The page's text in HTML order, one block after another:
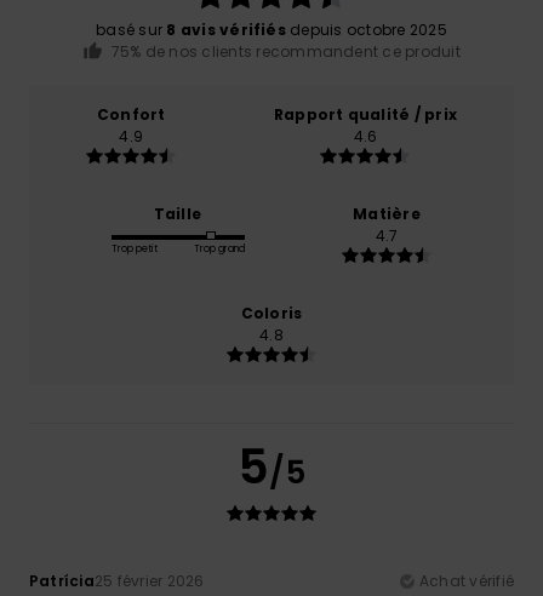
basé sur 8 avis vérifiésdepuis octobre 2025
75% de nos clients recommandent ce produit
Confort
4.9
Rapport qualité / prix
4.6
Taille
Trop petit Trop grand
Matière
4.7
Coloris
4.8
5/5
Patrícia25 février 2026
Achat vérifié